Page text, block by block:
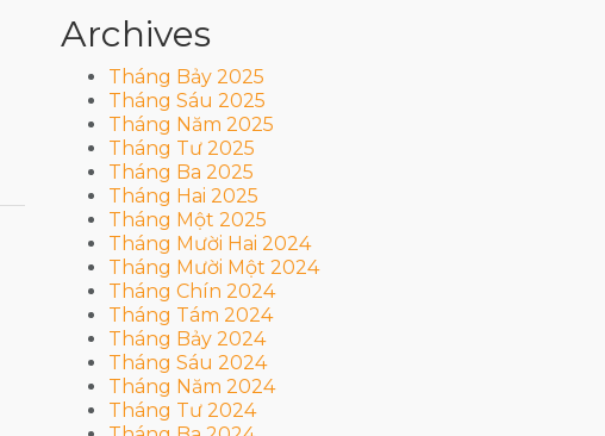
Archives
Tháng Bảy 2025
Tháng Sáu 2025
Tháng Năm 2025
Tháng Tư 2025
Tháng Ba 2025
Tháng Hai 2025
Tháng Một 2025
Tháng Mười Hai 2024
Tháng Mười Một 2024
Tháng Chín 2024
Tháng Tám 2024
Tháng Bảy 2024
Tháng Sáu 2024
Tháng Năm 2024
Tháng Tư 2024